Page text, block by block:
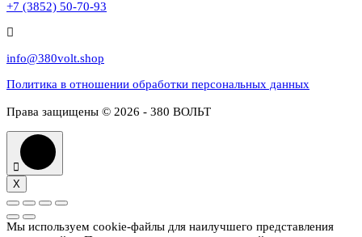
+7 (3852) 50-70-93
info@380volt.shop
Политика в отношении обработки персональных данных
Права защищены © 2026 - 380 ВОЛЬТ
X
Мы используем cookie-файлы для наилучшего представления